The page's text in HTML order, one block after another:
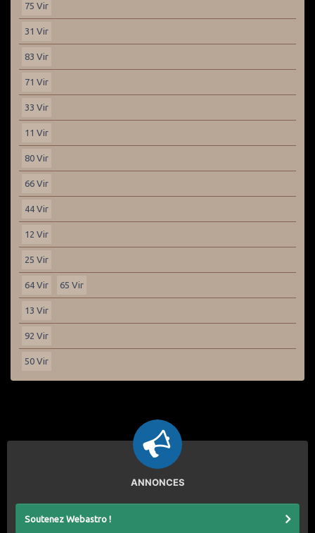
75 Vir
31 Vir
83 Vir
71 Vir
33 Vir
11 Vir
80 Vir
66 Vir
44 Vir
12 Vir
25 Vir
64 Vir 65 Vir
13 Vir
92 Vir
50 Vir
ANNONCES
Soutenez Webastro !